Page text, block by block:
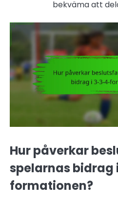
bekväma att
Hur påverkar
spelarnas
formationen?